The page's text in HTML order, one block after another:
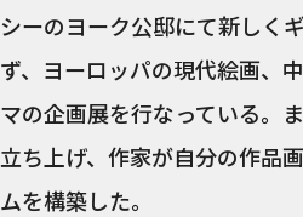
シーのヨーク公邸にて新しく
ず、ヨーロッパの現代絵画、
マの企画展を行なっている。
立ち上げ、作家が自分の作品
ムを構築した。